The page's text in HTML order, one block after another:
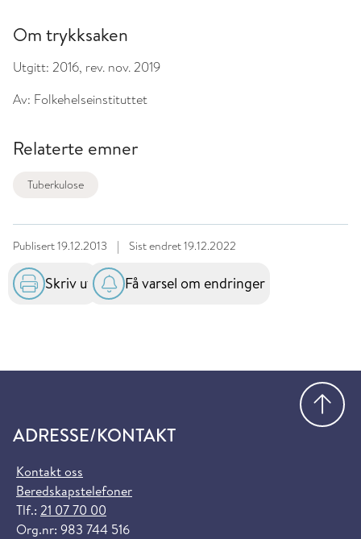
Om trykksaken
Utgitt: 2016, rev. nov. 2019
Av: Folkehelseinstituttet
Relaterte emner
Tuberkulose
Publisert19.12.2013 | Sist endret19.12.2022
Skriv ut Få varsel om endringer
ADRESSE/KONTAKT
Kontakt oss
Beredskapstelefoner
Tlf.: 21 07 70 00
Org.nr: 983 744 516